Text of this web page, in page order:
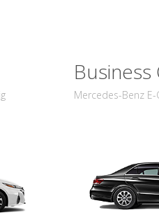
Business
Mercedes-Benz